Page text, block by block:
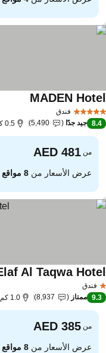
فندق
MADEN
8.4 جيد جدًا 5,490 0.5 كم إلى وسط المدينة
من
عرض الأسعار من8 مواقع
فندق
Elaf Al Taqwa
9.3 ممتاز 8,937 1.0 كم إلى وسط المدينة
من
عرض الأسعار من8 مواقع